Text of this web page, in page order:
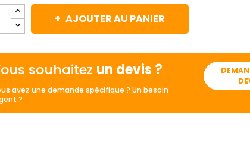
AJOUTER AU PANIER
souhaitez un devis ?
avez une demande spécifique ? Un besoin
?